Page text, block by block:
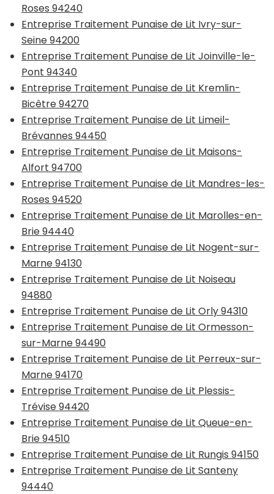
Roses 94240
Entreprise Traitement Punaise de Lit Ivry-sur-
Seine 94200
Entreprise Traitement Punaise de Lit Joinville-le-
Pont 94340
Entreprise Traitement Punaise de Lit Kremlin-
Bicêtre 94270
Entreprise Traitement Punaise de Lit Limeil-
Brévannes 94450
Entreprise Traitement Punaise de Lit Maisons-
Alfort 94700
Entreprise Traitement Punaise de Lit Mandres-les-
Roses 94520
Entreprise Traitement Punaise de Lit Marolles-en-
Brie 94440
Entreprise Traitement Punaise de Lit Nogent-sur-
Marne 94130
Entreprise Traitement Punaise de Lit Noiseau
94880
Entreprise Traitement Punaise de Lit Orly 94310
Entreprise Traitement Punaise de Lit Ormesson-
sur-Marne 94490
Entreprise Traitement Punaise de Lit Perreux-sur-
Marne 94170
Entreprise Traitement Punaise de Lit Plessis-
Trévise 94420
Entreprise Traitement Punaise de Lit Queue-en-
Brie 94510
Entreprise Traitement Punaise de Lit Rungis 94150
Entreprise Traitement Punaise de Lit Santeny
94440